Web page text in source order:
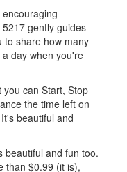
gently guides
to share how many
day when you're
can Start, Stop
the time left on
beautiful and
beautiful and fun too.
than $0.99 (it is),